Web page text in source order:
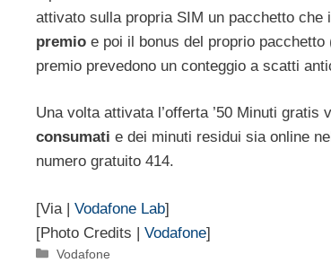
attivato sulla propria SIM un pacchetto che
premio e poi il bonus del proprio pacchetto
premio prevedono un conteggio a scatti
Una volta attivata l’offerta ’50 Minuti
consumati e dei minuti residui sia online
numero gratuito 414.
[Via | Vodafone Lab]
[Photo Credits | Vodafone]
Categorie
Vodafone